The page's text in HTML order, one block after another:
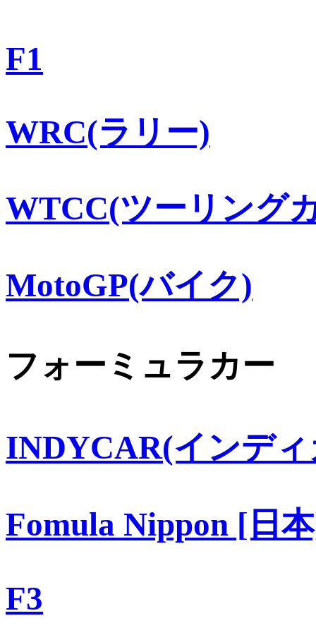
F1
WRC(ラリー)
WTCC(ツーリング
MotoGP(バイク)
フォーミュラカー
INDYCAR(インデ
Fomula Nippon [日
F3